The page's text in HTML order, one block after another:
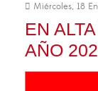
Miércoles, 18
EN
AÑO